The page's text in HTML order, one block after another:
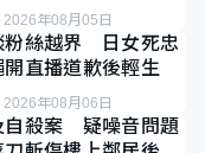
2026年08月05日
粉絲越界 日女死忠
直播道歉後輕生
2026年08月06日
自殺案 疑噪音問題